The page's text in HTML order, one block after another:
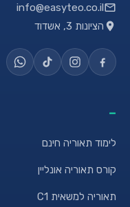
info@easyteo.co.il
הציונות 3, אשדוד
לימוד תאוריה חינם
קורס תאוריה אונליין
תאוריה למשאית C1